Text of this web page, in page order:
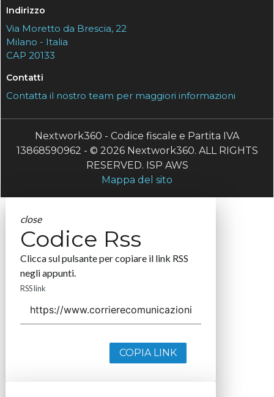
Indirizzo
Via Moretto da Brescia, 22
Milano - Italia
CAP 20133
Contatti
Contatta il nostro team per maggiori informazioni
Nextwork360 - Codice fiscale e Partita IVA
13868590962 - © 2026 Nextwork360. ALL RIGHTS
RESERVED. ISP AWS
Mappa del sito
close
Codice Rss
Clicca sul pulsante per copiare il link RSS
negli appunti.
RSS link
COPIA LINK